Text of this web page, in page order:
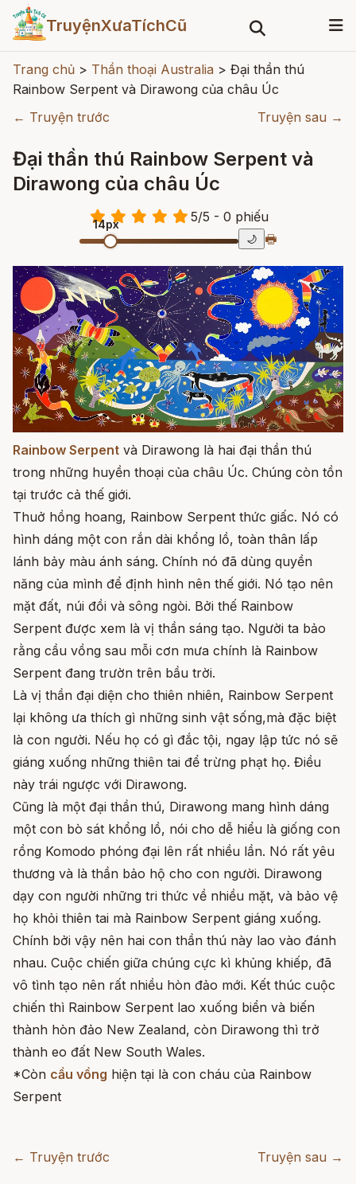
TruyệnXưaTíchCũ
Trang chủ > Thần thoại Australia > Đại thần thú
Rainbow Serpent và Dirawong của châu Úc
← Truyện trước
Truyện sau →
Đại thần thú Rainbow Serpent và
Dirawong của châu Úc
5/5 - 0 phiếu
14px
🌙 🖶
Rainbow Serpent và Dirawong là hai đại thần thú
trong những huyền thoại của châu Úc. Chúng còn tồn
tại trước cả thế giới.
Thuở hồng hoang, Rainbow Serpent thức giấc. Nó có
hình dáng một con rắn dài khổng lồ, toàn thân lấp
lánh bảy màu ánh sáng. Chính nó đã dùng quyền
năng của mình để định hình nên thế giới. Nó tạo nên
mặt đất, núi đồi và sông ngòi. Bởi thế Rainbow
Serpent được xem là vị thần sáng tạo. Người ta bảo
rằng cầu vồng sau mỗi cơn mưa chính là Rainbow
Serpent đang trườn trên bầu trời.
Là vị thần đại diện cho thiên nhiên, Rainbow Serpent
lại không ưa thích gì những sinh vật sống,mà đặc biệt
là con người. Nếu họ có gì đắc tội, ngay lập tức nó sẽ
giáng xuống những thiên tai để trừng phạt họ. Điều
này trái ngược với Dirawong.
Cũng là một đại thần thú, Dirawong mang hình dáng
một con bò sát khổng lồ, nói cho dễ hiểu là giống con
rồng Komodo phóng đại lên rất nhiều lần. Nó rất yêu
thương và là thần bảo hộ cho con người. Dirawong
dạy con người những tri thức về nhiều mặt, và bảo vệ
họ khỏi thiên tai mà Rainbow Serpent giáng xuống.
Chính bởi vậy nên hai con thần thú này lao vào đánh
nhau. Cuộc chiến giữa chúng cực kì khủng khiếp, đã
vô tình tạo nên rất nhiều hòn đảo mới. Kết thúc cuộc
chiến thì Rainbow Serpent lao xuống biển và biến
thành hòn đảo New Zealand, còn Dirawong thì trở
thành eo đất New South Wales.
*Còn cầu vồng hiện tại là con cháu của Rainbow
Serpent
← Truyện trước Truyện sau →